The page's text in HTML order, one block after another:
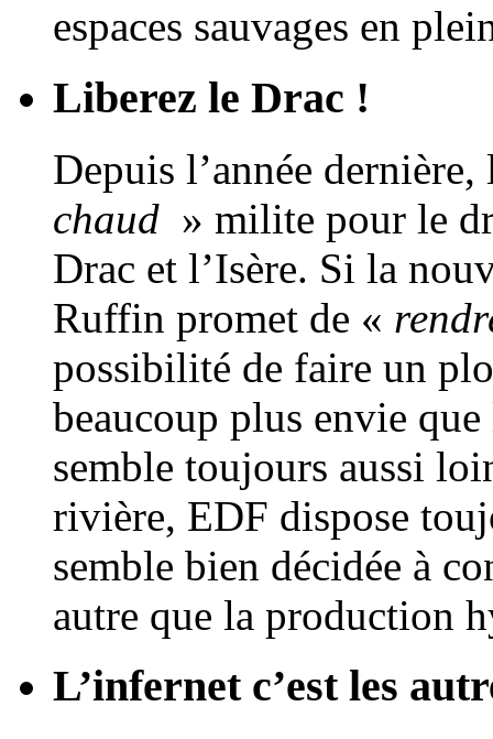
espaces sauvages en
Liberez le Drac !
Depuis l’année
chaud » milite pour le
Drac et l’Isère. Si la
Ruffin promet de «
possibilité de faire un
beaucoup plus envie
semble toujours aussi
rivière, EDF dispose
semble bien décidée à
autre que la production
L’infernet c’est les